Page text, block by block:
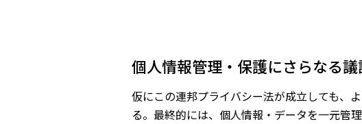
個人情報管理・保護にさらなる議
仮にこの連邦プライバシー法が成立しても、
る。最終的には、個人情報・データを一元管